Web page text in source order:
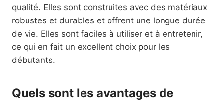
qualité. Elles sont construites avec des matériaux
robustes et durables et offrent une longue durée
de vie. Elles sont faciles à utiliser et à entretenir,
ce qui en fait un excellent choix pour les
débutants.
Quels sont les avantages de